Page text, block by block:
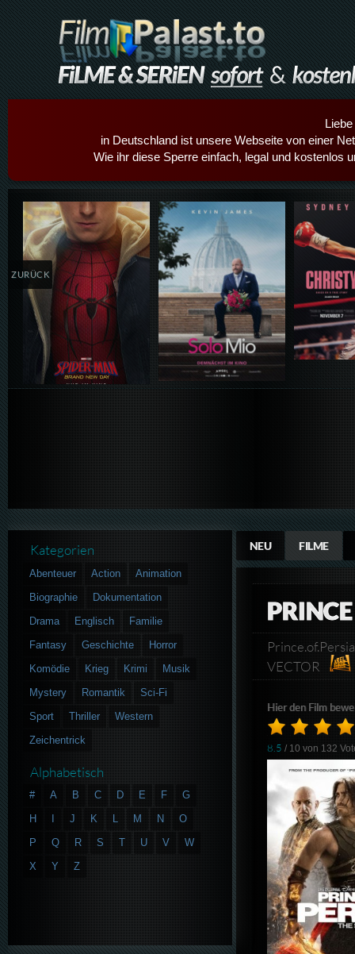
in Deutschland ist unsere Webseite von einer
Wie ihr diese Sperre einfach, legal und kostenlos
Details,Play Details,Play
ZURÜCK
NEU FILME
VECTOR
Hier den Film
8.5 / 10 von 132
Kategorien
Abenteuer Action
Animation
Biographie
Dokumentation
Drama
Englisch
Familie
Fantasy
Geschichte
Horror
Komödie
Krieg Krimi
Musik
Mystery
Romantik
Sci-Fi
Sport
Thriller
Western
Zeichentrick
Alphabetisch
# A B C D E F
G
H
J K L M N
O
P
Q R S T U V
W
X
Y Z